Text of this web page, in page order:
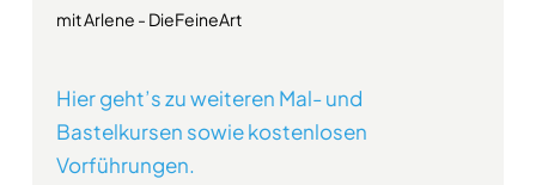
mit Arlene - DieFeineArt
Hier geht’s zu weiteren Mal- und
Bastelkursen sowie kostenlosen
Vorführungen.